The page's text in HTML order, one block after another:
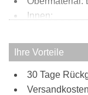
Innen:
1
2
2
Außen:
1
Ihre Vorteile
30 Tage